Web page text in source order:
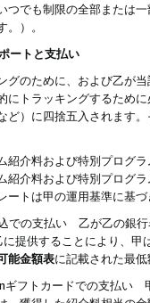
つでも制限の全部または
。）。
ートと支払い
グのために、および乙が
にトラッキングするため
ど）に四捨五入されます
紹介料および特別プログ
紹介料および特別プログ
ートは甲の運用基準に基
での支払い 乙が乙の銀行
に提供することにより、
能金額表に記載された最
ギフトカードでの支払い